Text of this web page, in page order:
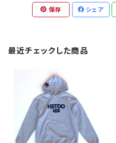
保存 シェア
最近チェックした商品